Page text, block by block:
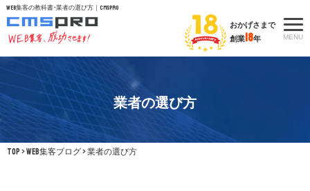
WEB集客の教科書 -業者の選び方｜CMSpro
おかげさまで
創業18年 MENU
業者の選び方
TOP >WEB集客ブログ>業者の選び方